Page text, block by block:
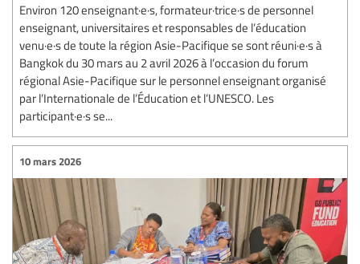
Environ 120 enseignant·e·s, formateur·trice·s de personnel
enseignant, universitaires et responsables de l’éducation
venu·e·s de toute la région Asie-Pacifique se sont réuni·e·s à
Bangkok du 30 mars au 2 avril 2026 à l’occasion du forum
régional Asie-Pacifique sur le personnel enseignant organisé
par l’Internationale de l’Éducation et l’UNESCO. Les
participant·e·s se...
10 mars 2026